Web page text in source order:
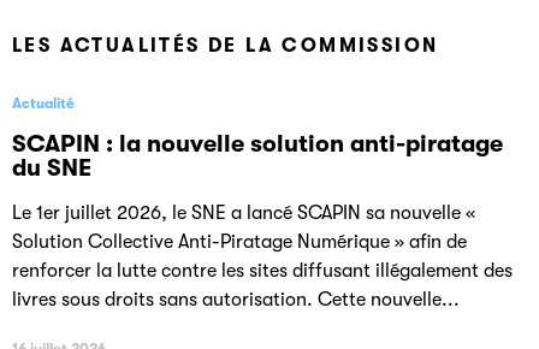
LES ACTUALITÉS DE LA COMMISSION
Actualité
SCAPIN : la nouvelle solution anti-piratage
du SNE
Le 1er juillet 2026, le SNE a lancé SCAPIN sa nouvelle «
Solution Collective Anti-Piratage Numérique » afin de
renforcer la lutte contre les sites diffusant illégalement des
livres sous droits sans autorisation. Cette nouvelle...